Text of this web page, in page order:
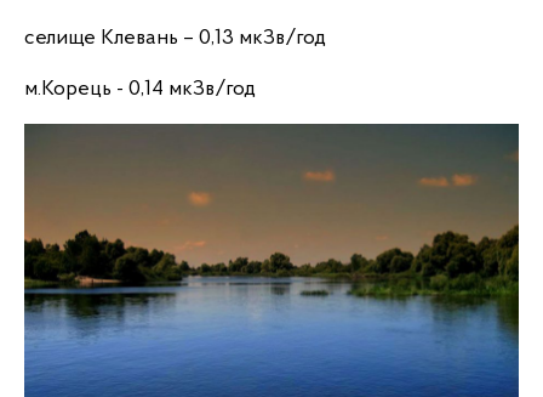
селище Клевань – 0,13 мкЗв/год
м.Корець - 0,14 мкЗв/год